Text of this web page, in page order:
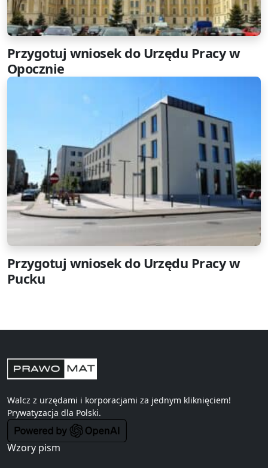
Przygotuj wniosek do Urzędu Pracy w
Opocznie
Przygotuj wniosek do Urzędu Pracy w
Pucku
Walcz z urzędami i korporacjami za jednym kliknięciem!
Prywatyzacja dla Polski.
Wzory pism